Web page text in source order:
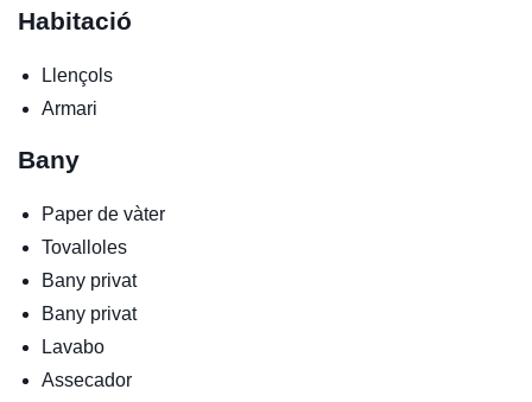
Habitació
Llençols
Armari
Bany
Paper de vàter
Tovalloles
Bany privat
Bany privat
Lavabo
Assecador